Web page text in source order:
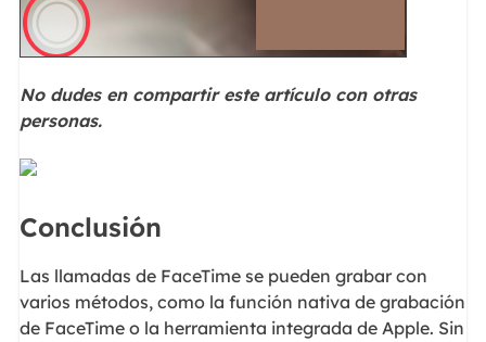
No dudes en compartir este artículo con otras
personas.
Conclusión
Las llamadas de FaceTime se pueden grabar con
varios métodos, como la función nativa de grabación
de FaceTime o la herramienta integrada de Apple. Sin